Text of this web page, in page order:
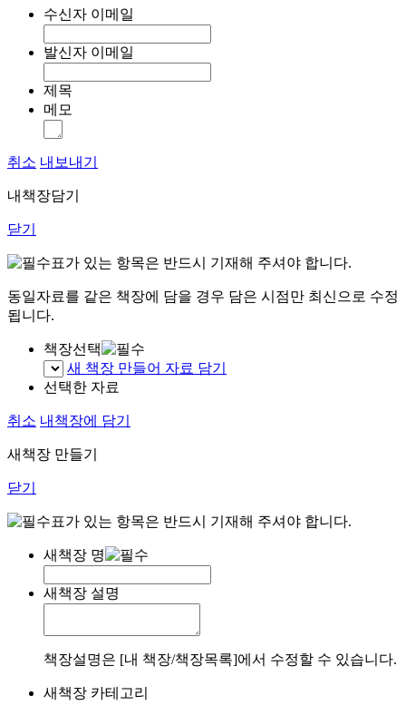
수신자 이메일
발신자 이메일
제목
메모
취소 내보내기
내책장담기
닫기
표가 있는 항목은 반드시 기재해 주셔야 합니다.
동일자료를 같은 책장에 담을 경우 담은 시점만 최신으로 수정
됩니다.
책장선택
새 책장 만들어 자료 담기
선택한 자료
취소 내책장에 담기
새책장 만들기
닫기
표가 있는 항목은 반드시 기재해 주셔야 합니다.
새책장 명
새책장 설명
책장설명은 [내 책장/책장목록]에서 수정할 수 있습니다.
새책장 카테고리